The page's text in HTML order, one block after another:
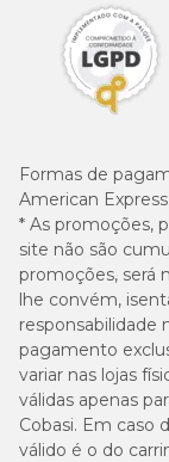
Formas de
American
* As promoções,
site não são
promoções, será
lhe convém,
responsabilidade
pagamento
variar nas lojas
válidas apenas
Cobasi. Em caso
válido é o do